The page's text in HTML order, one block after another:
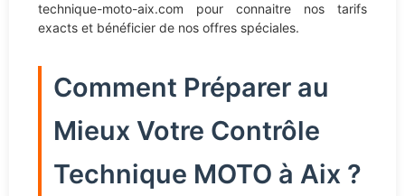
technique-moto-aix.com pour connaitre nos tarifs
exacts et bénéficier de nos offres spéciales.
Comment Préparer au
Mieux Votre Contrôle
Technique MOTO à Aix ?